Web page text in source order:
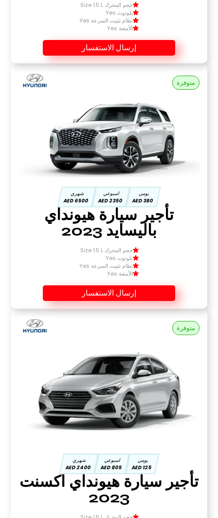
حجم المحرك Size 1.5 L
بلوتوث Yes
نظام تثبيت السرعة Yes
الأمتعة Yes
إرسال الاستفسار
متوفرة
يومي
380 AED
اسبوعي
2350 AED
شهري
6500 AED
تأجير سيارة هيونداي
باليسايد 2023
حجم المحرك Size 1.5 L
بلوتوث Yes
نظام تثبيت السرعة Yes
الأمتعة Yes
إرسال الاستفسار
متوفرة
يومي
125 AED
اسبوعي
805 AED
شهري
2400 AED
تأجير سيارة هيونداي اكسنت
2023